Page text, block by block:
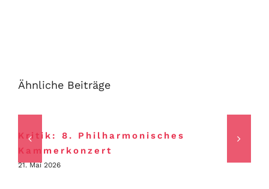
Ähnliche Beiträge
Kritik: 8. Philharmonisches
Kammerkonzert
21. Mai 2026